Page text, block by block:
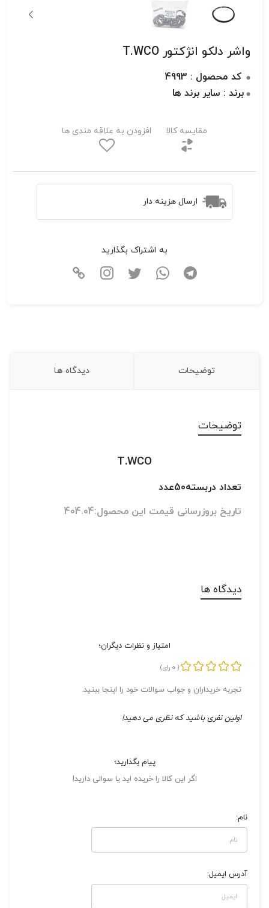
واشر دلکو انژکتور T.WCO
کد محصول : 4993
برند : سایر برند ها
مقایسه کالا افزودن به علاقه مندی ها
ارسال هزینه دار
به اشتراک بگذارید
توضیحات دیدگاه ها
توضیحات
T.WCO
تعداد دربسته50عدد
تاریخ بروزرسانی قیمت این محصول:404.04
دیدگاه ها
امتیاز و نظرات دیگران؛
(
0 رای)
تجربه خریداران و جواب سوالات خود را اینجا ببنید.
اولین نفری باشید که نظری می دهید!
پیام بگذارید؛
اگر این کالا را خریده اید یا سوالی دارید!
نام:
آدرس ایمیل: